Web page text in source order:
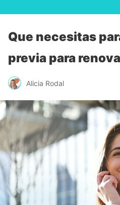
Que necesitas
previa para
Alicia Rodal